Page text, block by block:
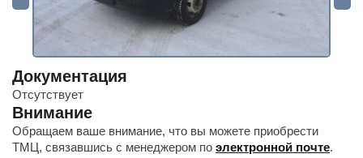
Документация
Отсутствует
Внимание
Обращаем ваше внимание, что вы можете приобрести
ТМЦ, связавшись с менеджером по электронной почте.